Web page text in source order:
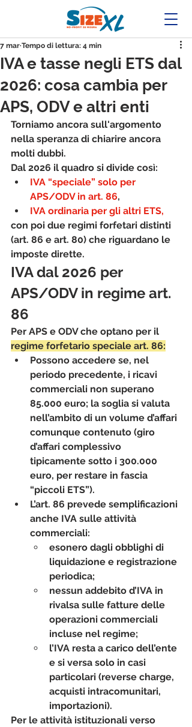
IVA e tasse negli ETS dal
2026: cosa cambia per
APS, ODV e altri enti
7 mar Tempo di lettura: 4 min
Torniamo ancora sull'argomento
nella speranza di chiarire ancora
molti dubbi.
Dal 2026 il quadro si divide così:
IVA “speciale” solo per
APS/ODV in art. 86,
IVA ordinaria per gli altri ETS,
con poi due regimi forfetari distinti
(art. 86 e art. 80) che riguardano le
imposte dirette.
IVA dal 2026 per
APS/ODV in regime art.
86
Per APS e ODV che optano per il
regime forfetario speciale art. 86:
Possono accedere se, nel
periodo precedente, i ricavi
commerciali non superano
85.000 euro; la soglia si valuta
nell’ambito di un volume d’affari
comunque contenuto (giro
d’affari complessivo
tipicamente sotto i 300.000
euro, per restare in fascia
“piccoli ETS”).
L’art. 86 prevede semplificazioni
anche IVA sulle attività
commerciali:
esonero dagli obblighi di
liquidazione e registrazione
periodica;
nessun addebito d’IVA in
rivalsa sulle fatture delle
operazioni commerciali
incluse nel regime;
l’IVA resta a carico dell’ente
e si versa solo in casi
particolari (reverse charge,
acquisti intracomunitari,
importazioni).
Per le attività istituzionali verso